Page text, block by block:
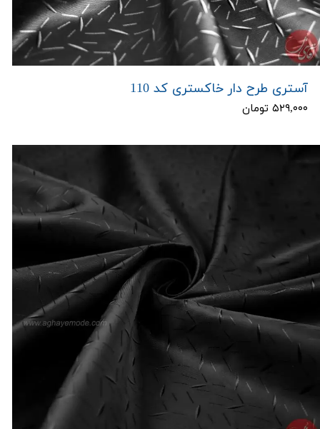
آستری طرح دار خاکستری کد 110
۵۲۹,۰۰۰ تومان